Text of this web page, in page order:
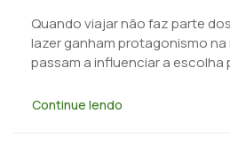
Quando viajar não faz parte
lazer ganham protagonismo na
passam a influenciar a escolha
Continue lendo